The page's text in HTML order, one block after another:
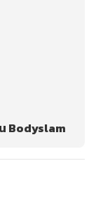
Bodyslam